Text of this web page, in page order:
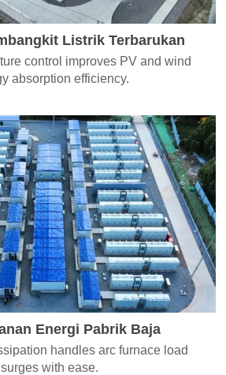
Listrik Terbarukan
control improves PV and wind
absorption efficiency.
Energi Pabrik Baja
handles arc furnace load
surges with ease.